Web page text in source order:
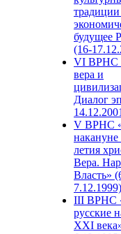
будущее
(16-
VI ВРНС
вера и
Диалог
V ВРНС
накануне
летия
Вера.
Власть»
7.12.1999)
III ВРНС
русские
XXI